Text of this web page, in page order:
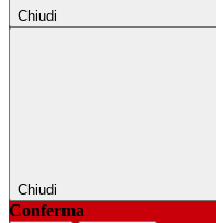
Chiudi
Chiudi
Conferma